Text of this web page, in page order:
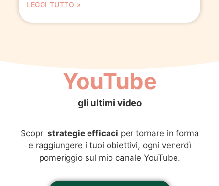
LEGGI TUTTO »
YouTube
gli ultimi video
Scopri strategie efficaci per tornare in forma
e raggiungere i tuoi obiettivi, ogni venerdì
pomeriggio sul mio canale YouTube.